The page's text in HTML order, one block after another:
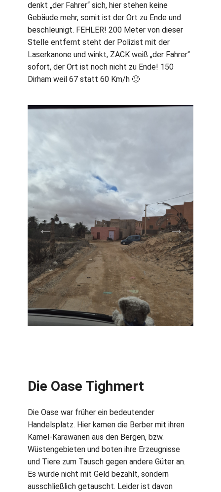
denkt „der Fahrer“ sich, hier stehen keine
Gebäude mehr, somit ist der Ort zu Ende und
beschleunigt. FEHLER! 200 Meter von dieser
Stelle entfernt steht der Polizist mit der
Laserkanone und winkt, ZACK weiß „der Fahrer“
sofort, der Ort ist noch nicht zu Ende! 150
Dirham weil 67 statt 60 Km/h 🙁
Die Oase Tighmert
Die Oase war früher ein bedeutender
Handelsplatz. Hier kamen die Berber mit ihren
Kamel-Karawanen aus den Bergen, bzw.
Wüstengebieten und boten ihre Erzeugnisse
und Tiere zum Tausch gegen andere Güter an.
Es wurde nicht mit Geld bezahlt, sondern
ausschließlich getauscht. Leider ist davon